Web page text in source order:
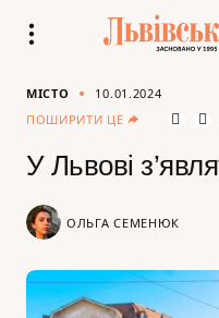
МІСТО
10.01.2024
ПОШИРИТИ ЦЕ
У Львові
ОЛЬГА СЕМЕНЮК